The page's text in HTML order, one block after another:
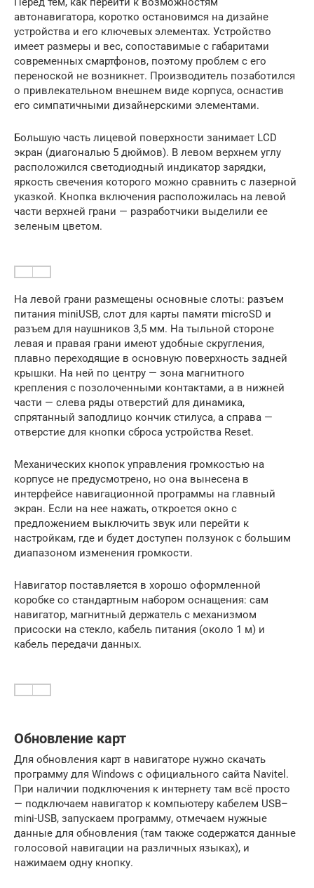
автонавигатора, коротко остановимся на дизайне
устройства и его ключевых элементах. Устройство
имеет размеры и вес, сопоставимые с габаритами
современных смартфонов, поэтому проблем с его
переноской не возникнет. Производитель позаботился
о привлекательном внешнем виде корпуса, оснастив
его симпатичными дизайнерскими элементами.
Большую часть лицевой поверхности занимает LCD
экран (диагональю 5 дюймов). В левом верхнем углу
расположился светодиодный индикатор зарядки,
яркость свечения которого можно сравнить с лазерной
указкой. Кнопка включения расположилась на левой
части верхней грани — разработчики выделили ее
зеленым цветом.
На левой грани размещены основные слоты: разъем
питания miniUSB, слот для карты памяти microSD и
разъем для наушников 3,5 мм. На тыльной стороне
левая и правая грани имеют удобные скругления,
плавно переходящие в основную поверхность задней
крышки. На ней по центру — зона магнитного
крепления с позолоченными контактами, а в нижней
части — слева ряды отверстий для динамика,
спрятанный заподлицо кончик стилуса, а справа —
отверстие для кнопки сброса устройства Reset.
Механических кнопок управления громкостью на
корпусе не предусмотрено, но она вынесена в
интерфейсе навигационной программы на главный
экран. Если на нее нажать, откроется окно с
предложением выключить звук или перейти к
настройкам, где и будет доступен ползунок с большим
диапазоном изменения громкости.
Навигатор поставляется в хорошо оформленной
коробке со стандартным набором оснащения: сам
навигатор, магнитный держатель с механизмом
присоски на стекло, кабель питания (около 1 м) и
кабель передачи данных.
Обновление карт
Для обновления карт в навигаторе нужно скачать
программу для Windows с официального сайта Navitel.
При наличии подключения к интернету там всё просто
— подключаем навигатор к компьютеру кабелем USB–
mini-USB, запускаем программу, отмечаем нужные
данные для обновления (там также содержатся данные
голосовой навигации на различных языках), и
нажимаем одну кнопку.